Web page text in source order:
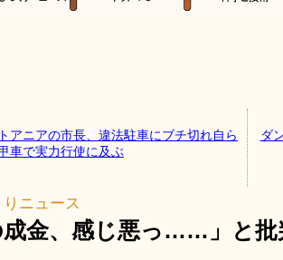
アニアの市長、違法駐車にブチ切れ自ら
車で実力行使に及ぶ
ダ
ニュース
成金、感じ悪っ……」と